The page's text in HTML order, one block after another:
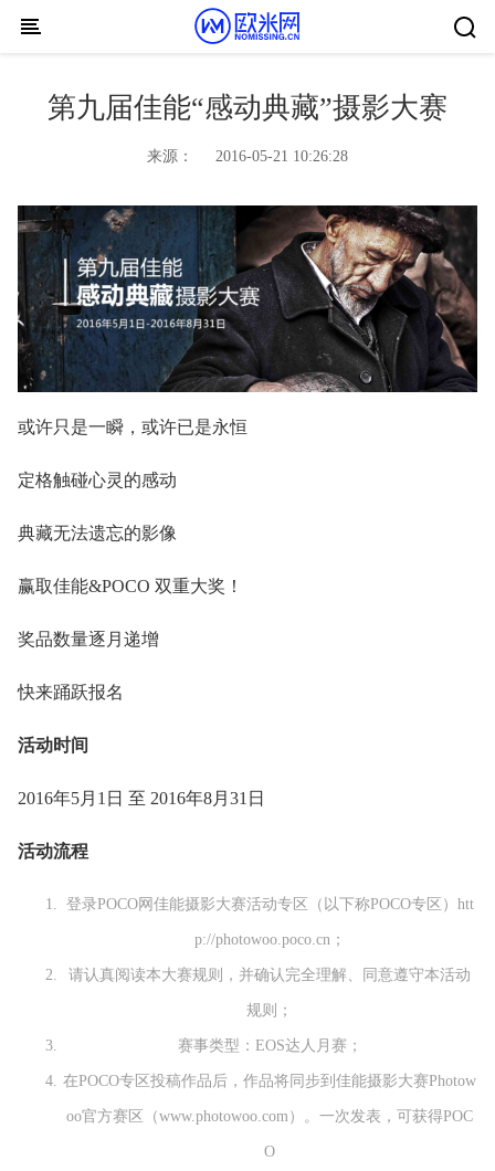
Skip to content
第九届佳能“感动典藏”摄影大赛
来源： 2016-05-21 10:26:28
或许只是一瞬，或许已是永恒
定格触碰心灵的感动
典藏无法遗忘的影像
赢取佳能&POCO 双重大奖！
奖品数量逐月递增
快来踊跃报名
活动时间
2016年5月1日 至 2016年8月31日
活动流程
登录POCO网佳能摄影大赛活动专区（以下称POCO专区）htt
p://photowoo.poco.cn；
请认真阅读本大赛规则，并确认完全理解、同意遵守本活动
规则；
赛事类型：EOS达人月赛；
在POCO专区投稿作品后，作品将同步到佳能摄影大赛Photow
oo官方赛区（www.photowoo.com）。一次发表，可获得POC
O